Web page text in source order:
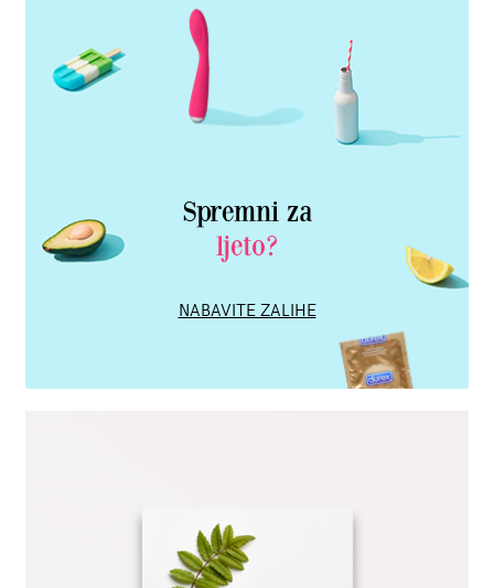
Spremni za
ljeto?
NABAVITE ZALIHE